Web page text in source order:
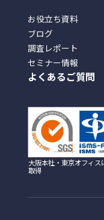
大阪本社・東京オフィス
取得
お役立ち資料
ブログ
調査レポート
セミナー情報
よくあるご質問